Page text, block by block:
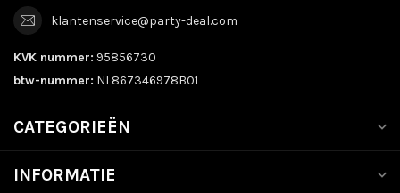
klantenservice@party-deal.com
KVK nummer: 95856730
btw-nummer: NL867346978B01
CATEGORIEËN
INFORMATIE